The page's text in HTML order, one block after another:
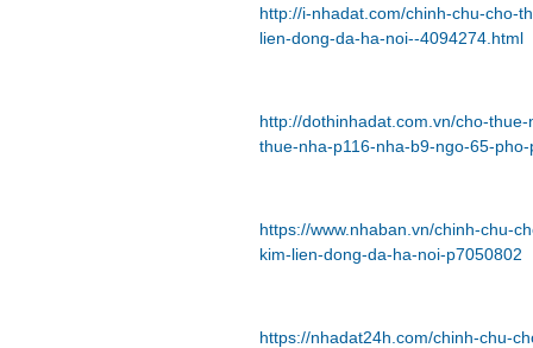
http://i-nhadat.com/chinh-chu-cho-
lien-dong-da-ha-noi--4094274.html
http://dothinhadat.com.vn/cho-
thue-nha-p116-nha-b9-ngo-65-
https://www.nhaban.vn/chinh-chu-
kim-lien-dong-da-ha-noi-p7050802
https://nhadat24h.com/chinh-chu-